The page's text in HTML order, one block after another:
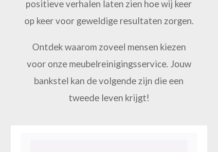
positieve verhalen laten zien hoe wij keer
op keer voor geweldige resultaten zorgen.
Ontdek waarom zoveel mensen kiezen
voor onze meubelreinigingsservice. Jouw
bankstel kan de volgende zijn die een
tweede leven krijgt!